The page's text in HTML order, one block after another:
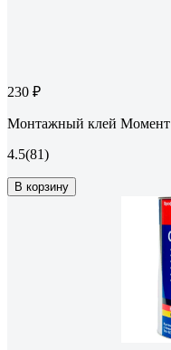
230 ₽
Монтажный клей Момент
4.5(81)
В корзину